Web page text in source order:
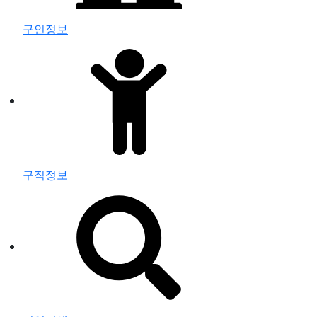
구인정보
구직정보